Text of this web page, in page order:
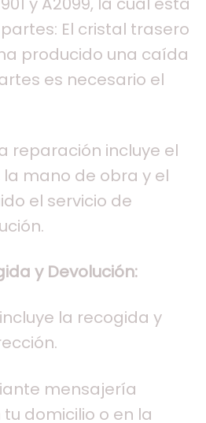
El cristal trasero
producido una caída
es necesario el
reparación incluye el
mano de obra y el
el servicio de
y Devolución:
la recogida y
mensajería
domicilio o en la